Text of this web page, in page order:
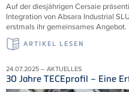
Auf der diesjährigen Cersaie
Integration von Absara Industrial
erstmals ihr gemeinsames Angebot.
ARTIKEL LESEN
24.07.2025 – AKTUELLES
30 Jahre TECEprofil – Eine